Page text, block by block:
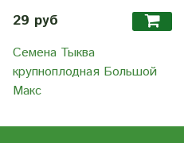
29 руб
Семена Тыква
крупноплодная Большой
Макс